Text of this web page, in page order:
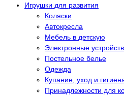
Игрушки для развития
Коляски
Автокресла
Мебель в детскую
Электронные
Постельное белье
Одежда
Купание, уход и
Принадлежности для